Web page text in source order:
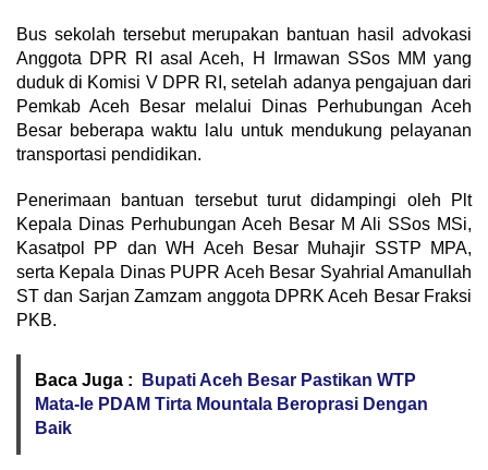
Bus sekolah tersebut merupakan bantuan hasil advokasi
Anggota DPR RI asal Aceh, H Irmawan SSos MM yang
duduk di Komisi V DPR RI, setelah adanya pengajuan dari
Pemkab Aceh Besar melalui Dinas Perhubungan Aceh
Besar beberapa waktu lalu untuk mendukung pelayanan
transportasi pendidikan.
Penerimaan bantuan tersebut turut didampingi oleh Plt
Kepala Dinas Perhubungan Aceh Besar M Ali SSos MSi,
Kasatpol PP dan WH Aceh Besar Muhajir SSTP MPA,
serta Kepala Dinas PUPR Aceh Besar Syahrial Amanullah
ST dan Sarjan Zamzam anggota DPRK Aceh Besar Fraksi
PKB.
Baca Juga :
Bupati Aceh Besar Pastikan WTP
Mata-Ie PDAM Tirta Mountala Beroprasi Dengan
Baik